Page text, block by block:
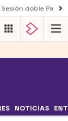
Sesión doble
NOTICIAS